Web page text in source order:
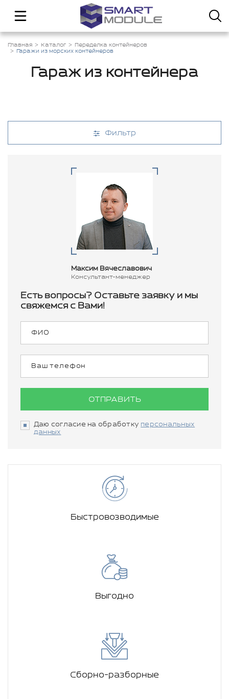
Главная Каталог
Переделка контейнеров
Гаражи из морских контейнеров
Гараж из контейнера
Фильтр
Максим Вячеславович
Консультант-менеджер
Есть вопросы? Оставьте заявку и мы
свяжемся с Вами!
ОТПРАВИТЬ
Даю согласие на обработку персональных
данных
Быстровозводимые
Выгодно
Сборно-разборные